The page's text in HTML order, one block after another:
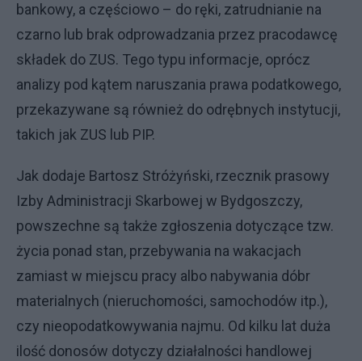
bankowy, a częściowo – do ręki, zatrudnianie na
czarno lub brak odprowadzania przez pracodawcę
składek do ZUS. Tego typu informacje, oprócz
analizy pod kątem naruszania prawa podatkowego,
przekazywane są również do odrębnych instytucji,
takich jak ZUS lub PIP.
Jak dodaje Bartosz Stróżyński, rzecznik prasowy
Izby Administracji Skarbowej w Bydgoszczy,
powszechne są także zgłoszenia dotyczące tzw.
życia ponad stan, przebywania na wakacjach
zamiast w miejscu pracy albo nabywania dóbr
materialnych (nieruchomości, samochodów itp.),
czy nieopodatkowywania najmu. Od kilku lat duża
ilość donosów dotyczy działalności handlowej